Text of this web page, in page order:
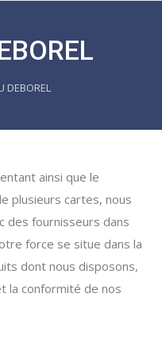
DEBOREL
ainsi que le
plusieurs cartes, nous
des fournisseurs dans
force se situe dans la
dont nous disposons,
la conformité de nos